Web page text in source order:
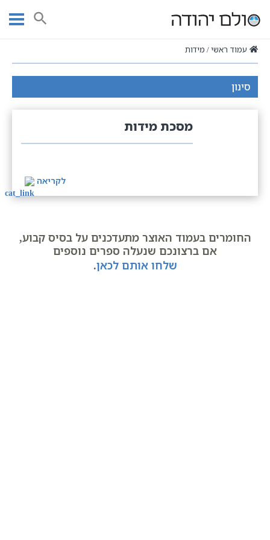
חיפוש
עמוד ראשי מידות
מסכת מידות
לקריאה
החומרים בעמוד האוצר מתעדכנים על בסיס קבוע,
אם ברצונכם שנעלה ספרים נוספים
שלחו אותם לכאן.
סינון